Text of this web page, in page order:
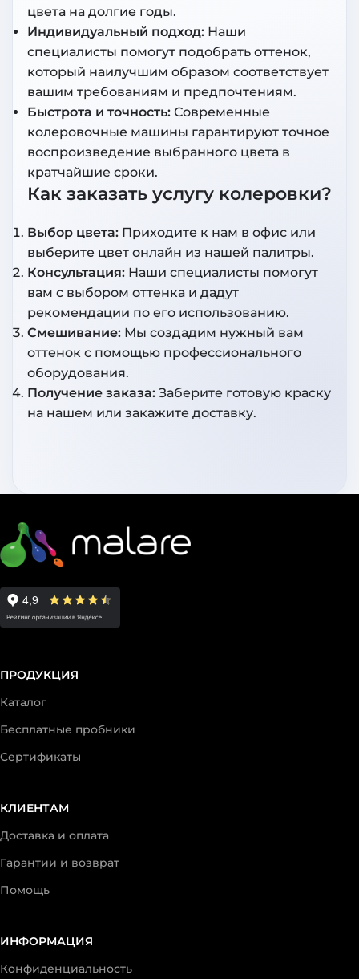
цвета на долгие годы.
Индивидуальный подход: Наши
специалисты помогут подобрать оттенок,
который наилучшим образом соответствует
вашим требованиям и предпочтениям.
Быстрота и точность: Современные
колеровочные машины гарантируют точное
воспроизведение выбранного цвета в
кратчайшие сроки.
Как заказать услугу колеровки?
Выбор цвета: Приходите к нам в офис или
выберите цвет онлайн из нашей палитры.
Консультация: Наши специалисты помогут
вам с выбором оттенка и дадут
рекомендации по его использованию.
Смешивание: Мы создадим нужный вам
оттенок с помощью профессионального
оборудования.
Получение заказа: Заберите готовую краску
на нашем или закажите доставку.
ПРОДУКЦИЯ
Каталог
Бесплатные пробники
Сертификаты
КЛИЕНТАМ
Доставка и оплата
Гарантии и возврат
Помощь
ИНФОРМАЦИЯ
Конфиденциальность